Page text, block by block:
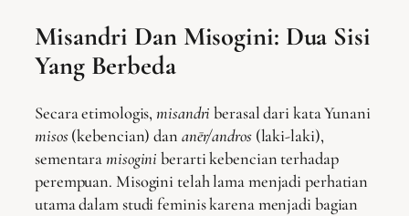
Misandri Dan Misogini: Dua Sisi
Yang Berbeda
Secara etimologis,misandri berasal dari kata Yunani
misos(kebencian) dan anēr/andros(laki-laki),
sementaramisogini berarti kebencian terhadap
perempuan. Misogini telah lama menjadi perhatian
utama dalam studi feminis karena menjadi bagian